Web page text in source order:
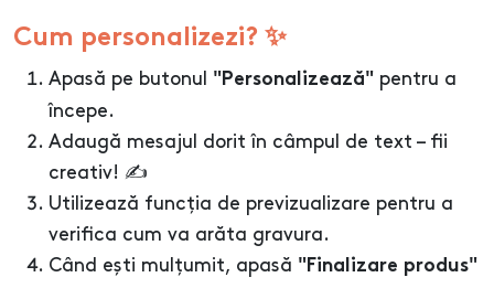
Cum personalizezi? ✨
Apasă pe butonul "Personalizează" pentru a
începe.
Adaugă mesajul dorit în câmpul de text – fii
creativ! ✍️
Utilizează funcția de previzualizare pentru a
verifica cum va arăta gravura.
Când ești mulțumit, apasă "Finalizare produs"